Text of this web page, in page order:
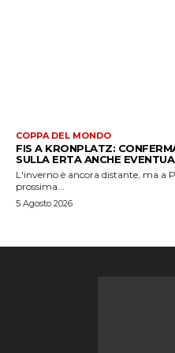
COPPA DEL MONDO
FIS A KRONPLATZ:
SULLA ERTA ANCHE
L'inverno è ancora distante, ma a
prossima...
5 Agosto 2026